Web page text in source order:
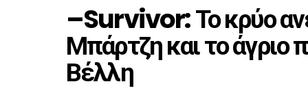
–Survivor: Το κρύο
Μπάρτζη και το άγριο
Βέλλη